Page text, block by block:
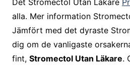
Det Stromectol Utan Läkare
alla. Mer information
Jämfört med det dyraste
dig om de vanligaste
fint, Stromectol Utan Läkare.